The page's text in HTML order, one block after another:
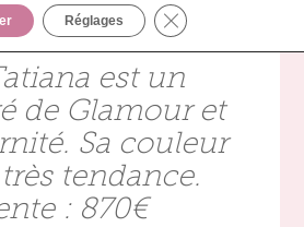
est un
de Glamour et
Sa couleur
tendance.
: 870€
Réglages Fermer la